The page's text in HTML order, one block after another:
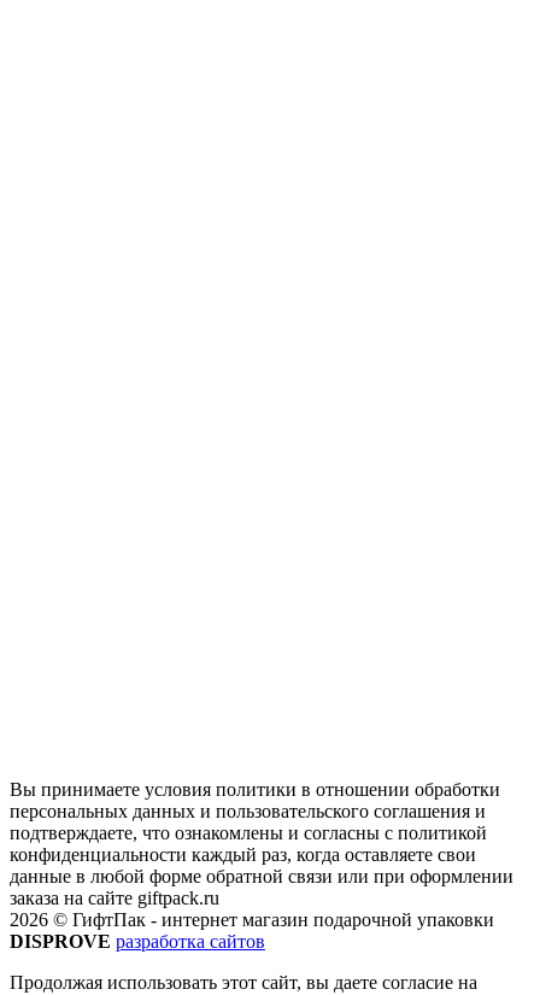
Вы принимаете условия политики в отношении обработки
персональных данных и пользовательского соглашения и
подтверждаете, что ознакомлены и согласны с политикой
конфиденциальности каждый раз, когда оставляете свои
данные в любой форме обратной связи или при оформлении
заказа на сайте giftpack.ru
2026 © ГифтПак - интернет магазин подарочной упаковки
DISPROVE разработка сайтов
Продолжая использовать этот сайт, вы даете согласие на